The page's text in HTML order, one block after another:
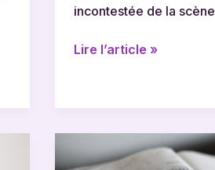
incontestée de la scène
Lire l’article »
paroles